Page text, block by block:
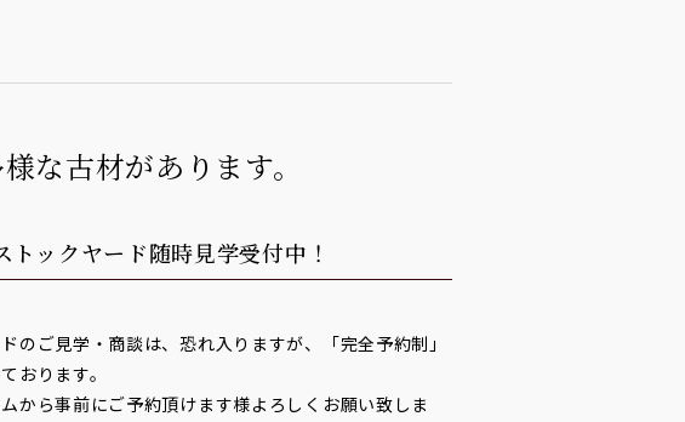
な古材があります。
トックヤード随時見学受付中！
のご見学・商談は、恐れ入りますが、「完全予約制」
おります。
から事前にご予約頂けます様よろしくお願い致しま